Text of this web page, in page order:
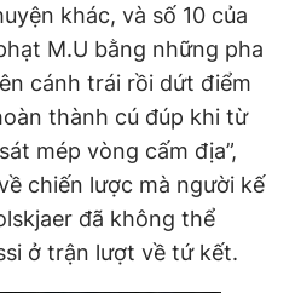
khác, và số 10 của
M.U bằng những pha
cánh trái rồi dứt điểm
thành cú đúp khi từ
mép vòng cấm địa”,
chiến lược mà người kế
đã không thể
ở trận lượt về tứ kết.